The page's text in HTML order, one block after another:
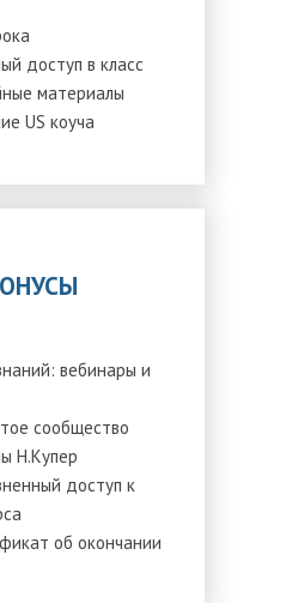
доступ в класс
материалы
US коуча
вебинары и
сообщество
Н.Купер
доступ к
об окончании